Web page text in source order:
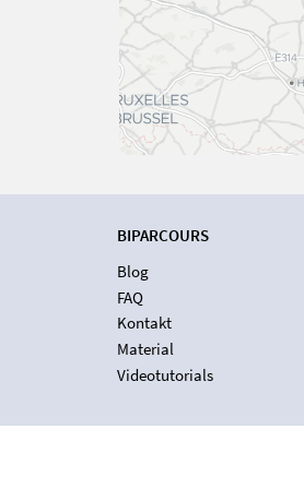
BIPARCOURS
Blog
FAQ
Kontakt
Material
Videotutorials